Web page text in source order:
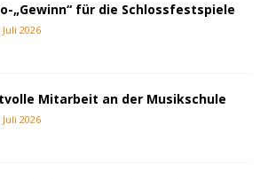
„Gewinn“ für die Schlossfestspiele
Juli 2026
Mitarbeit an der Musikschule
Juli 2026